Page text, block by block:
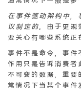
在事件驱动架构中，
议制定的。
由于更规
要关心有哪些系统正
事件不是命令，事件
作用只是告诉消费者
不可变的数据，重要
常情况下当某个事件